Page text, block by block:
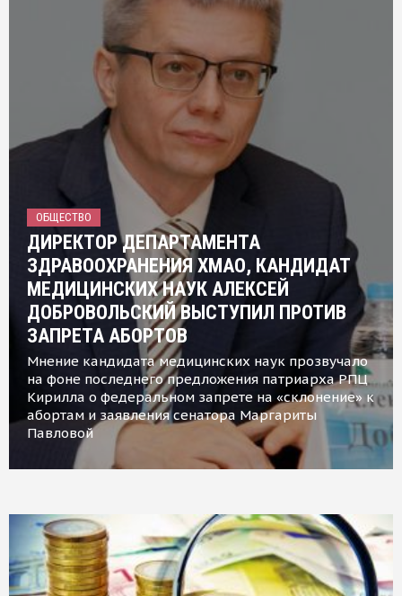
ОБЩЕСТВО
ДИРЕКТОР ДЕПАРТАМЕНТА
ЗДРАВООХРАНЕНИЯ ХМАО, КАНДИДАТ
МЕДИЦИНСКИХ НАУК АЛЕКСЕЙ
ДОБРОВОЛЬСКИЙ ВЫСТУПИЛ ПРОТИВ
ЗАПРЕТА АБОРТОВ
Мнение кандидата медицинских наук прозвучало
на фоне последнего предложения патриарха РПЦ
Кирилла о федеральном запрете на «склонение» к
абортам и заявления сенатора Маргариты
Павловой